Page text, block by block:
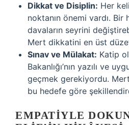
Dikkat ve Disiplin: Her
noktanın önemi vardı. Bir
davaların seyrini
Mert dikkatini en üst
Sınav ve Mülakat: Katip
Bakanlığı’nın yazılı ve
geçmek gerekiyordu.
bu hedefe göre
EMPATIYLE